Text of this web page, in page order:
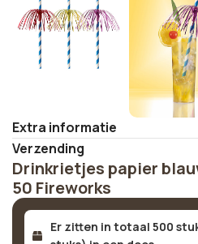
Extra informatie
Verzending
Drinkrietjes papier
50 Fireworks
Er zitten in totaal 500